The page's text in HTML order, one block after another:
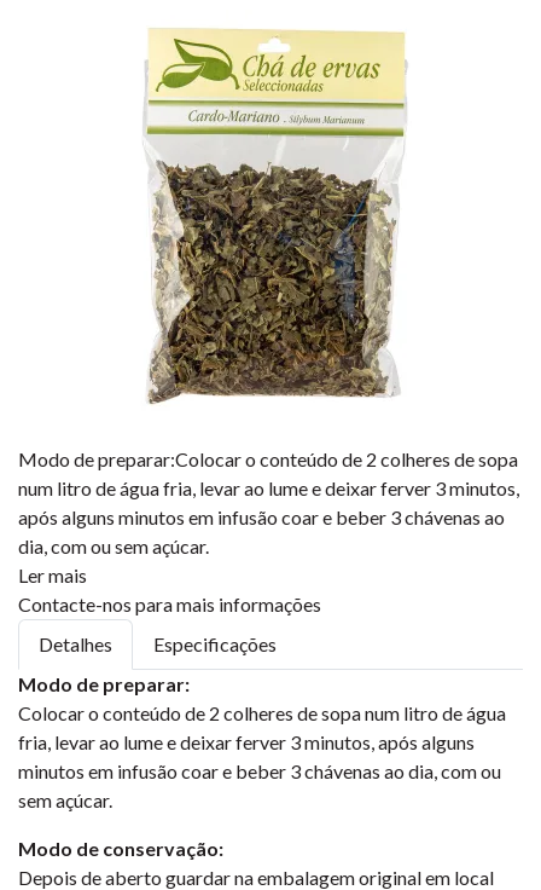
Modo de preparar:Colocar o conteúdo de 2 colheres de sopa
num litro de água fria, levar ao lume e deixar ferver 3 minutos,
após alguns minutos em infusão coar e beber 3 chávenas ao
dia, com ou sem açúcar.
Ler mais
Contacte-nos para mais informações
Detalhes
Especificações
Modo de preparar:
Colocar o conteúdo de 2 colheres de sopa num litro de água
fria, levar ao lume e deixar ferver 3 minutos, após alguns
minutos em infusão coar e beber 3 chávenas ao dia, com ou
sem açúcar.
Modo de conservação:
Depois de aberto guardar na embalagem original em local